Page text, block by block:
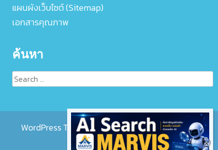
แผนผังเว็บไซต์ (Sitemap)
เอกสารคุณภาพ
ค้นหา
Search
for:
WordPress Theme :EightMedi Liteby 8Degree
Themes